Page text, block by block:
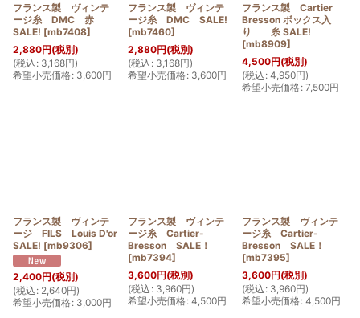
フランス製 ヴィンテ
ージ糸 DMC 赤
SALE! [mb7408]
2,880円(税別)
(税込 : 3,168円)
希望小売価格: 3,600円
フランス製 ヴィンテ
ージ糸 DMC SALE!
[mb7460]
2,880円(税別)
(税込 : 3,168円)
希望小売価格: 3,600円
フランス製 Cartier
Bresson ボックス入
り 糸 SALE!
[mb8909]
4,500円(税別)
(税込 : 4,950円)
希望小売価格: 7,500円
フランス製 ヴィンテ
ージ FILS Louis D'or
SALE! [mb9306]
2,400円(税別)
(税込 : 2,640円)
希望小売価格: 3,000円
フランス製 ヴィンテ
ージ糸 Cartier-
Bresson SALE！
[mb7394]
3,600円(税別)
(税込 : 3,960円)
希望小売価格: 4,500円
フランス製 ヴィンテ
ージ糸 Cartier-
Bresson SALE！
[mb7395]
3,600円(税別)
(税込 : 3,960円)
希望小売価格: 4,500円